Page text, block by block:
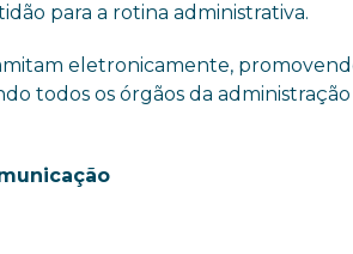
para a rotina administrativa.
eletronicamente,
todos os órgãos da